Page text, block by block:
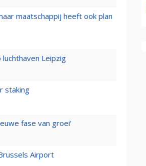
maatschappij heeft ook plan
Leipzig
staking
fase van groei'
Airport